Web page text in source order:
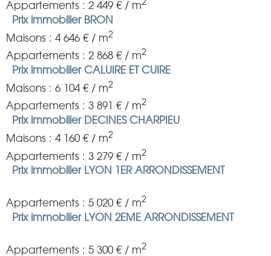
Appartements : 2 449 € / m
Prix immobilier BRON
Maisons : 4 646 € / m2
Appartements : 2 868 € / m2
Prix immobilier CALUIRE ET CUIRE
Maisons : 6 104 € / m2
Appartements : 3 891 € / m2
Prix immobilier DECINES CHARPIEU
Maisons : 4 160 € / m2
Appartements : 3 279 € / m2
Prix immobilier LYON 1ER ARRONDISSEMENT
Appartements : 5 020 € / m2
Prix immobilier LYON 2EME ARRONDISSEMENT
Appartements : 5 300 € / m2